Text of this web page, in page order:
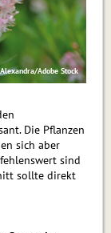
Adobe Stock
Die Pflanzen
sich aber
sind
sollte direkt